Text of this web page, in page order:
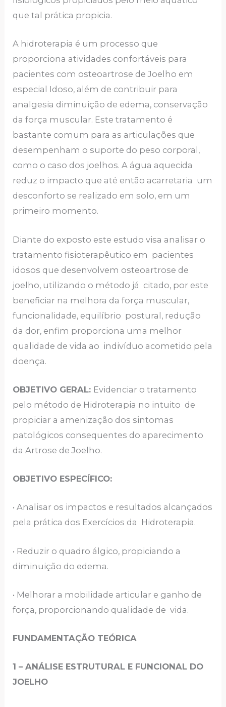
que tal prática propicia.
A hidroterapia é um processo que
proporciona atividades confortáveis para
pacientes com osteoartrose de Joelho em
especial Idoso, além de contribuir para
analgesia diminuição de edema, conservação
da força muscular. Este tratamento é
bastante comum para as articulações que
desempenham o suporte do peso corporal,
como o caso dos joelhos. A água aquecida
reduz o impacto que até então acarretaria um
desconforto se realizado em solo, em um
primeiro momento.
Diante do exposto este estudo visa analisar o
tratamento fisioterapêutico em pacientes
idosos que desenvolvem osteoartrose de
joelho, utilizando o método já citado, por este
beneficiar na melhora da força muscular,
funcionalidade, equilíbrio postural, redução
da dor, enfim proporciona uma melhor
qualidade de vida ao indivíduo acometido pela
doença.
OBJETIVO GERAL: Evidenciar o tratamento
pelo método de Hidroterapia no intuito de
propiciar a amenização dos sintomas
patológicos consequentes do aparecimento
da Artrose de Joelho.
OBJETIVO ESPECÍFICO:
• Analisar os impactos e resultados alcançados
pela prática dos Exercícios da Hidroterapia.
• Reduzir o quadro álgico, propiciando a
diminuição do edema.
• Melhorar a mobilidade articular e ganho de
força, proporcionando qualidade de vida.
FUNDAMENTAÇÃO TEÓRICA
1 – ANÁLISE ESTRUTURAL E FUNCIONAL DO
JOELHO